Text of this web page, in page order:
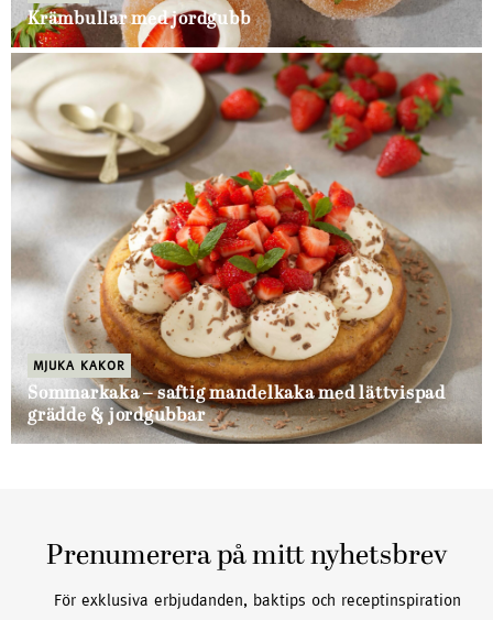
Krämbullar med jordgubb
MJUKA KAKOR
Sommarkaka – saftig mandelkaka med lättvispad
grädde & jordgubbar
Prenumerera på mitt nyhetsbrev
För exklusiva erbjudanden, baktips och receptinspiration